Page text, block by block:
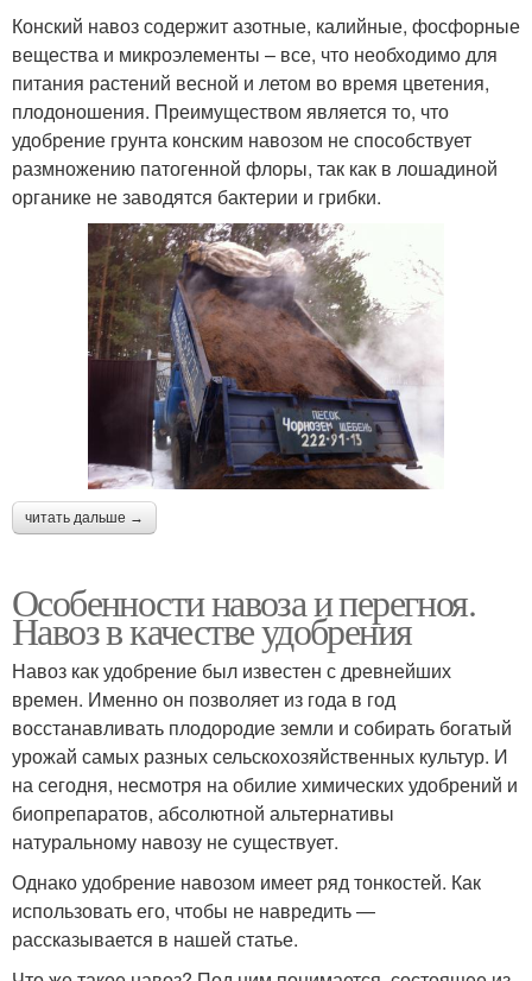
Конский навоз содержит азотные, калийные, фосфорные
вещества и микроэлементы – все, что необходимо для
питания растений весной и летом во время цветения,
плодоношения. Преимуществом является то, что
удобрение грунта конским навозом не способствует
размножению патогенной флоры, так как в лошадиной
органике не заводятся бактерии и грибки.
читать дальше →
Особенности навоза и перегноя.
Навоз в качестве удобрения
Навоз как удобрение был известен с древнейших
времен. Именно он позволяет из года в год
восстанавливать плодородие земли и собирать богатый
урожай самых разных сельскохозяйственных культур. И
на сегодня, несмотря на обилие химических удобрений и
биопрепаратов, абсолютной альтернативы
натуральному навозу не существует.
Однако удобрение навозом имеет ряд тонкостей. Как
использовать его, чтобы не навредить —
рассказывается в нашей статье.